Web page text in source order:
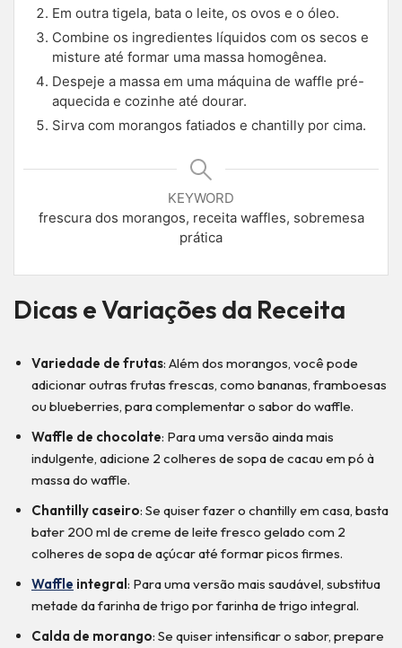
Em outra tigela, bata o leite, os ovos e o óleo.
Combine os ingredientes líquidos com os secos e
misture até formar uma massa homogênea.
Despeje a massa em uma máquina de waffle pré-
aquecida e cozinhe até dourar.
Sirva com morangos fatiados e chantilly por cima.
KEYWORD
frescura dos morangos, receita waffles, sobremesa
prática
Dicas e Variações da Receita
Variedade de frutas: Além dos morangos, você pode
adicionar outras frutas frescas, como bananas, framboesas
ou blueberries, para complementar o sabor do waffle.
Waffle de chocolate: Para uma versão ainda mais
indulgente, adicione 2 colheres de sopa de cacau em pó à
massa do waffle.
Chantilly caseiro: Se quiser fazer o chantilly em casa, basta
bater 200 ml de creme de leite fresco gelado com 2
colheres de sopa de açúcar até formar picos firmes.
Waffle integral : Para uma versão mais saudável, substitua
metade da farinha de trigo por farinha de trigo integral.
Calda de morango: Se quiser intensificar o sabor, prepare